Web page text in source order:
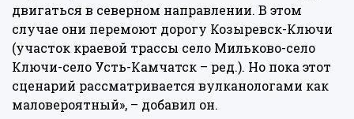
двигаться в северном направлении. В этом
случае они перемоют дорогу Козыревск-Ключи
(участок краевой трассы село Мильково-село
Ключи-село Усть-Камчатск – ред.). Но пока этот
сценарий рассматривается вулканологами как
маловероятный», – добавил он.